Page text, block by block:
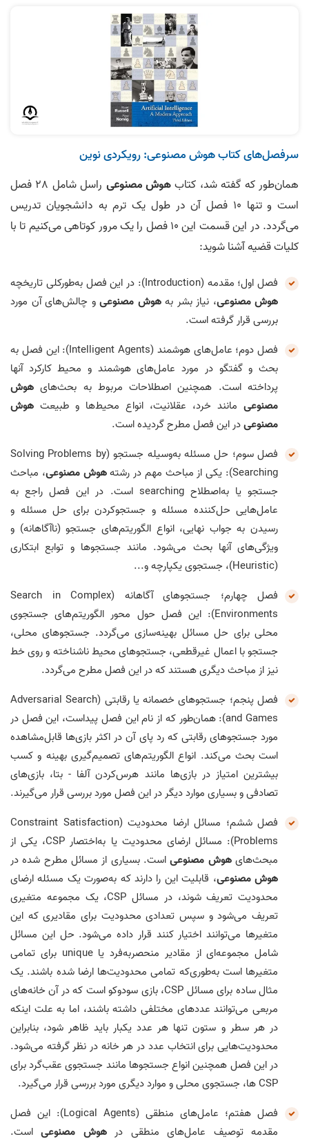
سرفصل‌های کتاب هوش مصنوعی: رویکردی نوین
همان‌طور که گفته شد، کتابهوش مصنوعی
راسل شامل 28 فصل
است و تنها 10 فصل آن در طول یک ترم به دانشجویان تدریس
می‌گردد. در این قسمت این 10 فصل را یک مرور کوتاهی می‌کنیم تا با
کلیات قضیه آشنا شوید:
فصل اول؛ مقدمه (Introduction): در این فصل به‌طورکلی تاریخچه
هوش مصنوعی، نیاز بشر به هوش مصنوعی و چالش‌های آن مورد
بررسی قرار گرفته است.
فصل دوم؛ عامل‌های هوشمند (Intelligent Agents): این فصل به
بحث و گفتگو در مورد عامل‌های هوشمند و محیط کارکرد آنها
پرداخته است. همچنین اصطلاحات مربوط به بحث‌های هوش
مصنوعی مانند خرد، عقلانیت، انواع محیط‌ها و طبیعت هوش
مصنوعیدر این فصل مطرح گردیده است.
فصل سوم؛ حل مسئله به‌وسیله جستجو (Solving Problems by
Searching): یکی از مباحث مهم در رشته
هوش مصنوعی، مباحث
جستجو یا به‌اصطلاح searching است. در این فصل راجع به
عامل‌هایی حل‌کننده مسئله و جستجوکردن برای حل مسئله و
رسیدن به جواب نهایی، انواع الگوریتم‌های جستجو (ناآگاهانه) و
ویژگی‌های آنها بحث می‌شود. مانند جستجوها و توابع ابتکاری
(Heuristic)، جستجوی یکپارچه و...
فصل چهارم؛ جستجوهای آگاهانه (Search in Complex
Environments): این فصل حول محور الگوریتم‌های جستجوی
محلی برای حل مسائل بهینه‌سازی می‌گردد. جستجوهای محلی،
جستجو با اعمال غیرقطعی، جستجوهای محیط ناشناخته و روی خط
نیز از مباحث دیگری هستند که در این فصل مطرح می‌گردد.
فصل پنجم؛ جستجوهای خصمانه یا رقابتی (Adversarial Search
and Games): همان‌طور که از نام این فصل پیداست، این فصل در
مورد جستجوهای رقابتی که رد پای آن در اکثر بازی‌ها قابل‌مشاهده
است بحث می‌کند. انواع الگوریتم‌های تصمیم‌گیری بهینه و کسب
بیشترین امتیاز در بازی‌ها مانند هرس‌کردن آلفا - بتا، بازی‌های
تصادفی و بسیاری موارد دیگر در این فصل مورد بررسی قرار می‌گیرند.
فصل ششم؛ مسائل ارضا محدودیت (Constraint Satisfaction
Problems): مسائل ارضای محدودیت یا به‌اختصار CSP، یکی از
مبحث‌هایهوش مصنوعیاست. بسیاری از مسائل مطرح شده در
هوش مصنوعی، قابلیت این را دارند که به‌صورت یک مسئله ارضای
محدودیت تعریف شوند، در مسائل CSP، یک مجموعه متغیری
تعریف می‌شود و سپس تعدادی محدودیت برای مقادیری که این
متغیرها می‌توانند اختیار کنند قرار داده می‌شود. حل این مسائل
شامل مجموعه‌ای از مقادیر منحصربه‌فرد یا unique برای تمامی
متغیرها است به‌طوری‌که تمامی محدودیت‌ها ارضا شده باشند. یک
مثال ساده برای مسائل CSP، بازی سودوکو است که در آن خانه‌های
مربعی می‌توانند عددهای مختلفی داشته باشند، اما به علت اینکه
در هر سطر و ستون تنها هر عدد یکبار باید ظاهر شود، بنابراین
محدودیت‌هایی برای انتخاب عدد در هر خانه در نظر گرفته می‌شود.
در این فصل همچنین انواع جستجوها مانند جستجوی عقب‌گرد برای
CSP ها، جستجوی محلی و موارد دیگری مورد بررسی قرار می‌گیرد.
فصل هفتم؛ عامل‌های منطقی (Logical Agents): این فصل
مقدمه توصیف عامل‌های منطقی در هوش مصنوعیاست.